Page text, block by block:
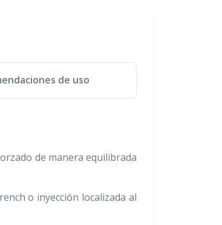
de uso
de manera equilibrada
o inyección localizada al